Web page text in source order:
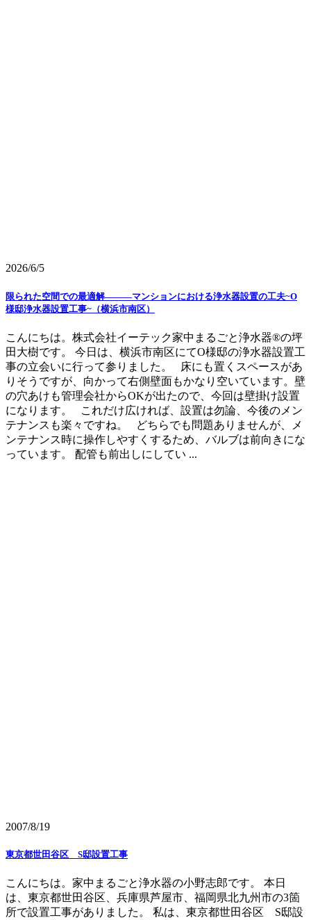
2026/6/5
限られた空間での最適解―――マンションにおける浄水器設置の工夫~O
様邸浄水器設置工事~（横浜市南区）
こんにちは。株式会社イーテック家中まるごと浄水器®の坪
田大樹です。 今日は、横浜市南区にてO様邸の浄水器設置工
事の立会いに行って参りました。 床にも置くスペースがあ
りそうですが、向かって右側壁面もかなり空いています。壁
の穴あけも管理会社からOKが出たので、今回は壁掛け設置
になります。 これだけ広ければ、設置は勿論、今後のメン
テナンスも楽々ですね。 どちらでも問題ありませんが、メ
ンテナンス時に操作しやすくするため、バルブは前向きにな
っています。 配管も前出しにしてい ...
2007/8/19
東京都世田谷区 S邸設置工事
こんにちは。家中まるごと浄水器の小野志郎です。 本日
は、東京都世田谷区、兵庫県芦屋市、福岡県北九州市の3箇
所で設置工事がありました。 私は、東京都世田谷区 S邸設